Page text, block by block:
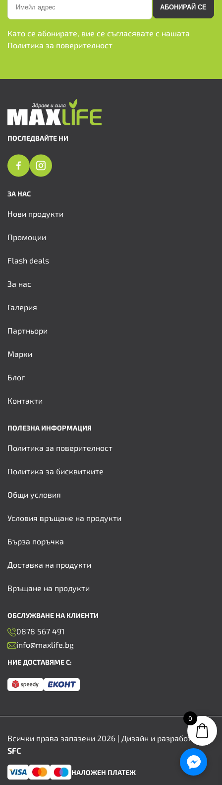
АБОНИРАЙ СЕ
Като се абонирате, вие се съгласявате с нашата
Политика за поверителност
ПОСЛЕДВАЙТЕ НИ
ЗА НАС
Нови продукти
Промоции
Flash deals
За нас
Галерия
Партньори
Марки
Блог
Контакти
ПОЛЕЗНА ИНФОРМАЦИЯ
Политика за поверителност
Политика за бисквитките
Общи условия
Условия връщане на продукти
Бърза поръчка
Доставка на продукти
Връщане на продукти
ОБСЛУЖВАНЕ НА КЛИЕНТИ
0878 567 491
info@maxlife.bg
НИЕ ДОСТАВЯМЕ С:
Всички права запазени 2026 | Дизайн и разработка от
SFC
НАЛОЖЕН ПЛАТЕЖ
0